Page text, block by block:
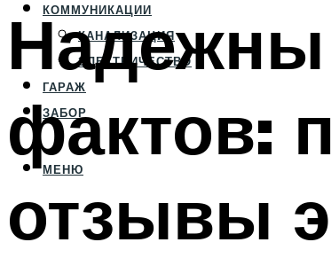
КОММУНИКАЦИИ
КАНАЛИЗАЦИЯ
ЭЛЕКТРИЧЕСТВО
ГАРАЖ
ЗАБОР
МЕНЮ
Надежны
фактов:
отзывы